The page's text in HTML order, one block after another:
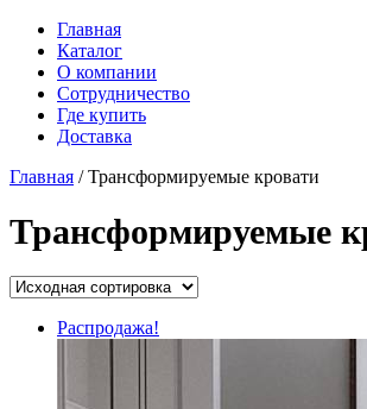
Главная
Каталог
О компании
Сотрудничество
Где купить
Доставка
Главная / Трансформируемые кровати
Трансформируемые
Распродажа!